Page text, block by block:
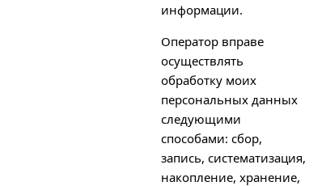
информации.
Оператор вправе
осуществлять
обработку моих
персональных данных
следующими
способами: сбор,
запись, систематизация,
накопление, хранение,